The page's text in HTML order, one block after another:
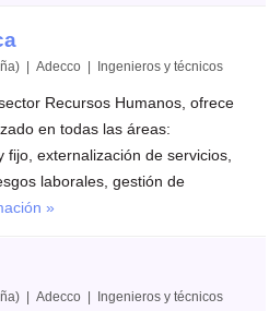
| Adecco | Ingenieros y técnicos
Recursos Humanos, ofrece
en todas las áreas:
fijo, externalización de servicios,
laborales, gestión de
»
| Adecco | Ingenieros y técnicos